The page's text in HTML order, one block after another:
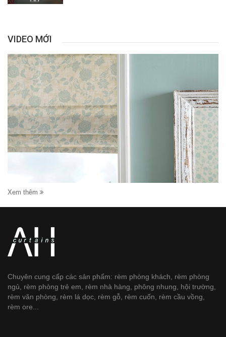
VIDEO MỚI
Xem thêm
Chuyên cung cấp các sản phẩm: rèm phòng khách, rèm phòng
ngủ, rèm phòng trẻ em, rèm nhà hàng, phông nhung, hội trường,
rèm văn phòng, rèm lá dọc, rèm gỗ, rèm cuốn, rèm cầu vồng,
rèm ore...